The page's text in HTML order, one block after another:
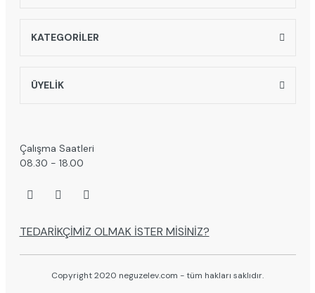
KATEGORİLER
ÜYELİK
Çalışma Saatleri
08.30 - 18.00
TEDARİKÇİMİZ OLMAK İSTER MİSİNİZ?
Copyright 2020 neguzelev.com - tüm hakları saklıdır.